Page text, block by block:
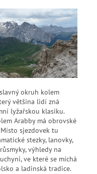
okruh kolem
většina lidí zná
lyžařskou klasiku.
Arabby má obrovské
sjezdovek tu
stezky, lanovky,
výhledy na
ve které se míchá
a ladinská tradice.